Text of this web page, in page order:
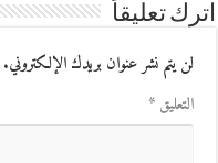
اترك تعليقاً
لن يتم نشر عنوان بريدك الإلكتروني.
التعليق*